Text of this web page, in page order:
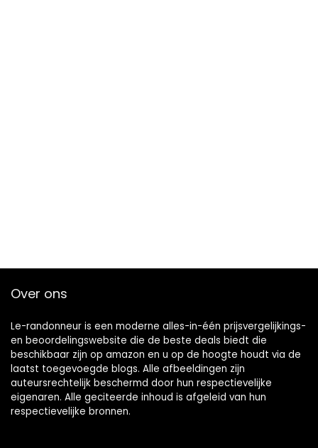
Over ons
Le-randonneur is een moderne alles-in-één prijsvergelijkings-
en beoordelingswebsite die de beste deals biedt die
beschikbaar zijn op amazon en u op de hoogte houdt via de
laatst toegevoegde blogs. Alle afbeeldingen zijn
auteursrechtelijk beschermd door hun respectievelijke
eigenaren. Alle geciteerde inhoud is afgeleid van hun
respectievelijke bronnen.